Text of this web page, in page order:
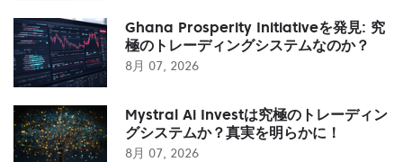
Ghana Prosperity Initiativeを発見: 究
極のトレーディングシステムなのか？
8月 07, 2026
Mystral Ai Investは究極のトレーディン
グシステムか？真実を明らかに！
8月 07, 2026